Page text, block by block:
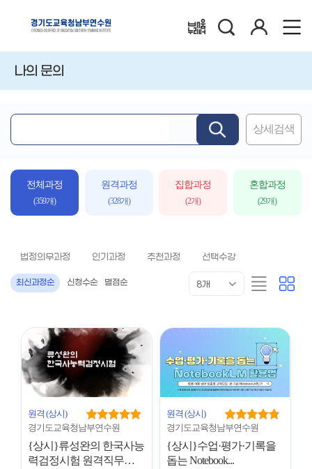
배움누리터
나의 문의
심
상세검색
전체과정
(359개)
원격과정
(328개)
집합과정
(2개)
혼합과정
(29개)
법정의무과정 인기과정 추천과정 선택수강
최신과정순 신청수순 별점순
개
8개
리
스
카
드
원격 (상시)
경기도교육청남부연수원
{상시}류성완의 한국사능
력검정시험 원격직무연
원격 (상시)
경기도교육청남부연수원
{상시}수업·평가·기록을
돕는 Notebook...